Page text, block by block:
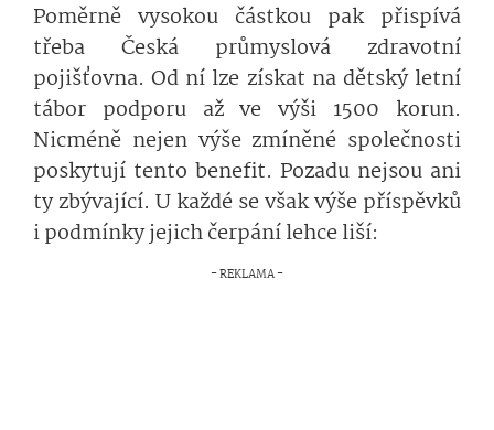
Poměrně vysokou částkou pak přispívá
třeba Česká průmyslová zdravotní
pojišťovna. Od ní lze získat na dětský letní
tábor podporu až ve výši 1500 korun.
Nicméně nejen výše zmíněné společnosti
poskytují tento benefit. Pozadu nejsou ani
ty zbývající. U každé se však výše příspěvků
i podmínky jejich čerpání lehce liší: